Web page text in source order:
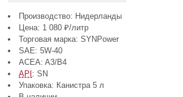
Производство: Нидерланды
Цена: 1 080 ₽/литр
Торговая марка: SYNPower
SAE: 5W-40
ACEA: A3/B4
API : SN
Упаковка: Канистра 5 л